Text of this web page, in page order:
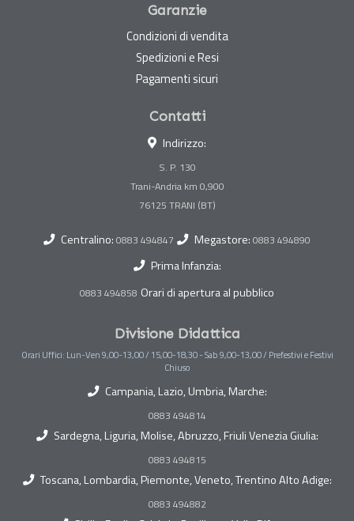
Garanzie
Condizioni di vendita
Spedizioni e Resi
Pagamenti sicuri
Contatti
Indirizzo:
S. P. 130
Trani-Andria km 0,900
Centralino: 0883 494847 Megastore: 0883 494890
Prima Infanzia:
0883 494858 Orari di apertura al pubblico
Divisione Didattica
Orari Uffici: Lun-Ven 9,00-13,00 / 15,00-18,30 - Sab 9,00-13,00 / Prefestivi e Festivi
Chiuso
Campania, Lazio, Umbria, Marche:
0883 494814
Sardegna, Liguria, Molise, Abruzzo, Friuli Venezia Giulia:
0883 494815
Toscana, Lombardia, Piemonte, Veneto, Trentino Alto Adige:
0883 494882